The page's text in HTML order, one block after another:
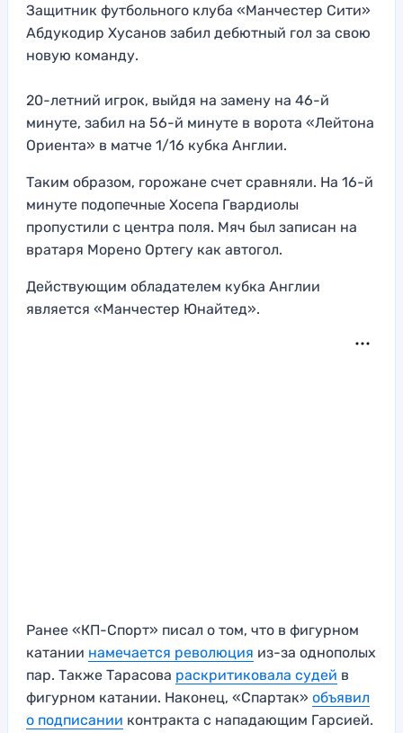
Защитник футбольного клуба «Манчестер Сити»
Абдукодир Хусанов забил дебютный гол за свою
новую команду.
20-летний игрок, выйдя на замену на 46-й
минуте, забил на 56-й минуте в ворота «Лейтона
Ориента» в матче 1/16 кубка Англии.
Таким образом, горожане счет сравняли. На 16-й
минуте подопечные Хосепа Гвардиолы
пропустили с центра поля. Мяч был записан на
вратаря Морено Ортегу как автогол.
Действующим обладателем кубка Англии
является «Манчестер Юнайтед».
Ранее «КП-Спорт» писал о том, что в фигурном
катании намечается революция из-за однополых
пар. Также Тарасова раскритиковала судей в
фигурном катании. Наконец, «Спартак» объявил
о подписании контракта с нападающим Гарсией.